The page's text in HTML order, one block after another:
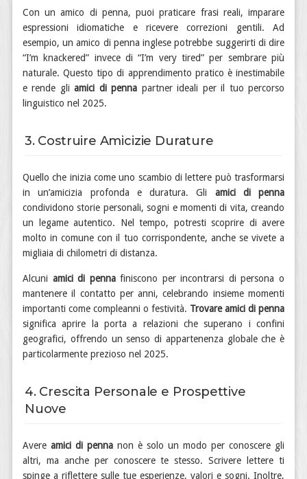
Con un amico di penna, puoi praticare frasi reali, imparare
espressioni idiomatiche e ricevere correzioni gentili. Ad
esempio, un amico di penna inglese potrebbe suggerirti di dire
“I’m knackered” invece di “I’m very tired” per sembrare più
naturale. Questo tipo di apprendimento pratico è inestimabile
e rende gliamici di penna partner ideali per il tuo percorso
linguistico nel 2025.
3. Costruire Amicizie Durature
Quello che inizia come uno scambio di lettere può trasformarsi
in un’amicizia profonda e duratura. Gli amici di penna
condividono storie personali, sogni e momenti di vita, creando
un legame autentico. Nel tempo, potresti scoprire di avere
molto in comune con il tuo corrispondente, anche se vivete a
migliaia di chilometri di distanza.
Alcuni amici di pennafiniscono per incontrarsi di persona o
mantenere il contatto per anni, celebrando insieme momenti
importanti come compleanni o festività. Trovare amici di penna
significa aprire la porta a relazioni che superano i confini
geografici, offrendo un senso di appartenenza globale che è
particolarmente prezioso nel 2025.
4. Crescita Personale e Prospettive
Nuove
Avere amici di penna non è solo un modo per conoscere gli
altri, ma anche per conoscere te stesso. Scrivere lettere ti
spinge a riflettere sulle tue esperienze, valori e sogni. Inoltre,